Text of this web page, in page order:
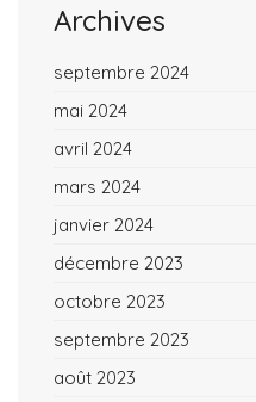
Archives
septembre 2024
mai 2024
avril 2024
mars 2024
janvier 2024
décembre 2023
octobre 2023
septembre 2023
août 2023